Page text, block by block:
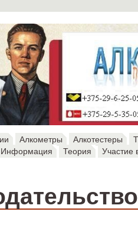
Алкометры Алкотестеры
Информация Теория Участие